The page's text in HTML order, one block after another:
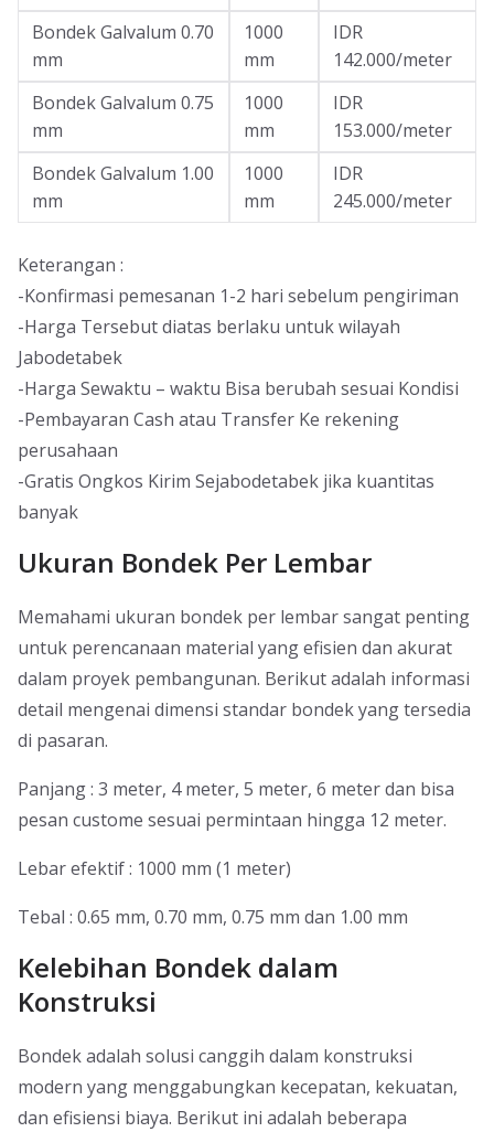
Bondek Galvalum 0.70
mm
1000
mm
IDR
142.000/meter
Bondek Galvalum 0.75
mm
1000
mm
IDR
153.000/meter
Bondek Galvalum 1.00
mm
1000
mm
IDR
245.000/meter
Keterangan :
-Konfirmasi pemesanan 1-2 hari sebelum pengiriman
-Harga Tersebut diatas berlaku untuk wilayah
Jabodetabek
-Harga Sewaktu – waktu Bisa berubah sesuai Kondisi
-Pembayaran Cash atau Transfer Ke rekening
perusahaan
-Gratis Ongkos Kirim Sejabodetabek jika kuantitas
banyak
Ukuran Bondek Per Lembar
Memahami ukuran bondek per lembar sangat penting
untuk perencanaan material yang efisien dan akurat
dalam proyek pembangunan. Berikut adalah informasi
detail mengenai dimensi standar bondek yang tersedia
di pasaran.
Panjang : 3 meter, 4 meter, 5 meter, 6 meter dan bisa
pesan custome sesuai permintaan hingga 12 meter.
Lebar efektif : 1000 mm (1 meter)
Tebal : 0.65 mm, 0.70 mm, 0.75 mm dan 1.00 mm
Kelebihan Bondek dalam
Konstruksi
Bondek adalah solusi canggih dalam konstruksi
modern yang menggabungkan kecepatan, kekuatan,
dan efisiensi biaya. Berikut ini adalah beberapa